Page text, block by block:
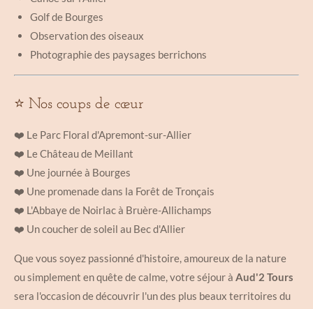
Golf de Bourges
Observation des oiseaux
Photographie des paysages berrichons
⭐ Nos coups de cœur
❤️ Le Parc Floral d'Apremont-sur-Allier
❤️ Le Château de Meillant
❤️ Une journée à Bourges
❤️ Une promenade dans la Forêt de Tronçais
❤️ L'Abbaye de Noirlac à Bruère-Allichamps
❤️ Un coucher de soleil au Bec d'Allier
Que vous soyez passionné d'histoire, amoureux de la nature
ou simplement en quête de calme, votre séjour à Aud'2 Tours
sera l'occasion de découvrir l'un des plus beaux territoires du